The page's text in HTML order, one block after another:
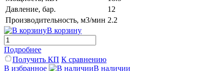
Давление, бар.
12
Производительность, м3/мин 2.2
В корзину
Подробнее
Получить КП К сравнению
В избранное
В наличии